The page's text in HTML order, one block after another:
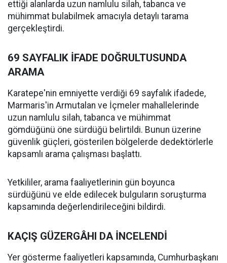
ettiği alanlarda uzun namlulu silah, tabanca ve
mühimmat bulabilmek amacıyla detaylı tarama
gerçekleştirdi.
69 SAYFALIK İFADE DOĞRULTUSUNDA
ARAMA
Karatepe'nin emniyette verdiği 69 sayfalık ifadede,
Marmaris'in Armutalan ve İçmeler mahallelerinde
uzun namlulu silah, tabanca ve mühimmat
gömdüğünü öne sürdüğü belirtildi. Bunun üzerine
güvenlik güçleri, gösterilen bölgelerde dedektörlerle
kapsamlı arama çalışması başlattı.
Yetkililer, arama faaliyetlerinin gün boyunca
sürdüğünü ve elde edilecek bulguların soruşturma
kapsamında değerlendirileceğini bildirdi.
KAÇIŞ GÜZERGÂHI DA İNCELENDİ
Yer gösterme faaliyetleri kapsamında, Cumhurbaşkanı